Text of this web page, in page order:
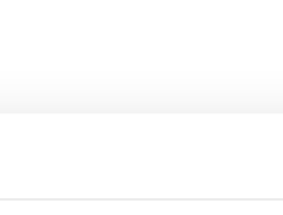
tussen